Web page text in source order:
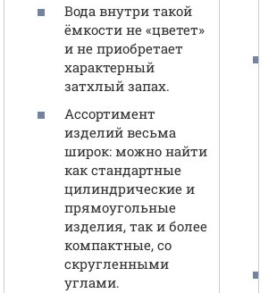
Вода внутри такой
ёмкости не «цветет»
и не приобретает
характерный
затхлый запах.
Ассортимент
изделий весьма
широк: можно найти
как стандартные
цилиндрические и
прямоугольные
изделия, так и более
компактные, со
скругленными
углами.